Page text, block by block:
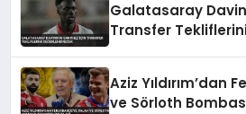
Galatasaray
Transfer
Aziz Yıldırım’dan
ve Sörloth